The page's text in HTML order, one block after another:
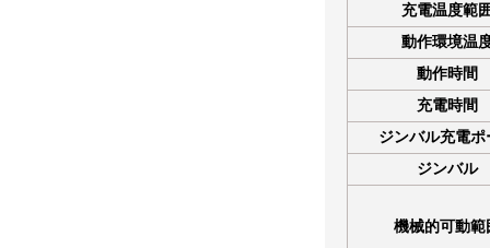
充電温度範
動作環境温
動作時間
充電時間
ジンバル充電ポ
ジンバル
機械的可動範